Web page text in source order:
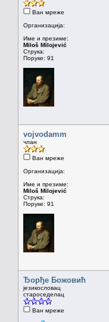
Ван мреже
Организација:
Име и презиме:
Miloš Milojević
Струка:
Поруке: 91
vojvodamm
члан
Ван мреже
Организација:
Име и презиме:
Miloš Milojević
Струка:
Поруке: 91
Ђорђе Божовић
језикословац
староседелац
Ван мреже